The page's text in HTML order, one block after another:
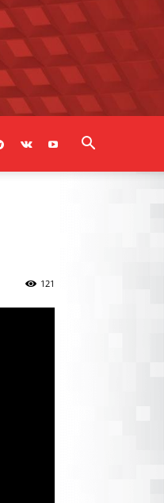
121